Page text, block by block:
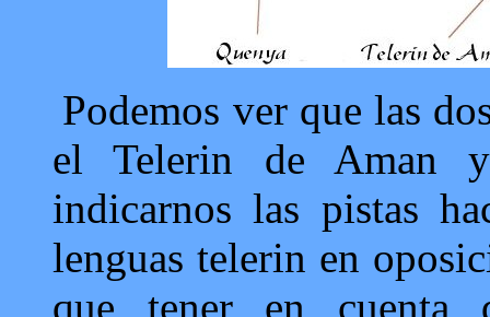
Podemos ver que las
el Telerin de Aman
indicarnos las pistas
lenguas telerin en
que tener en cuenta